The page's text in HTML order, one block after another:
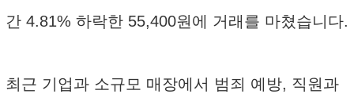
간 4.81% 하락한 55,400원에 거래를 마쳤습니다.
최근 기업과 소규모 매장에서 범죄 예방, 직원과